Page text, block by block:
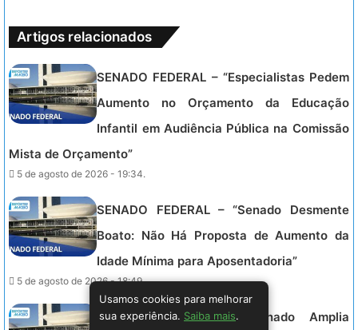
Artigos relacionados
SENADO FEDERAL – “Especialistas Pedem
Aumento no Orçamento da Educação
Infantil em Audiência Pública na Comissão
Mista de Orçamento”
5 de agosto de 2026 - 19:34.
SENADO FEDERAL – “Senado Desmente
Boato: Não Há Proposta de Aumento da
Idade Mínima para Aposentadoria”
5 de agosto de 2026 - 18:49.
SENADO FEDERAL – Senado Amplia
Usamos cookies para melhorar
sua experiência. Saiba mais